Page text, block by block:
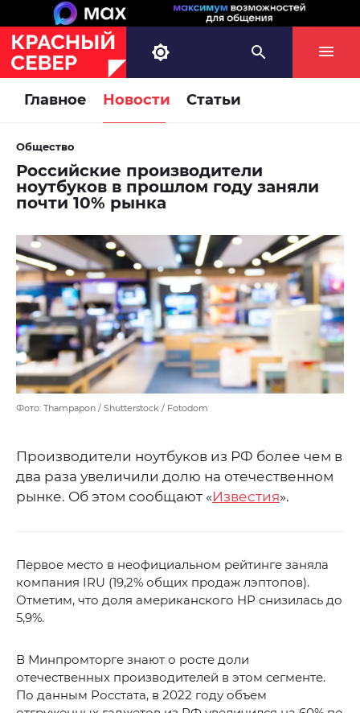
Главное Новости Статьи
Общество
Российские производители
ноутбуков в прошлом году заняли
почти 10% рынка
Фото: Thampapon / Shutterstock / Fotodom
Производители ноутбуков из РФ более чем в
два раза увеличили долю на отечественном
рынке. Об этом сообщают «Известия».
Первое место в неофициальном рейтинге заняла
компания IRU (19,2% общих продаж лэптопов).
Отметим, что доля американского HP снизилась до
5,9%.
В Минпромторге знают о росте доли
отечественных производителей в этом сегменте.
По данным Росстата, в 2022 году объем